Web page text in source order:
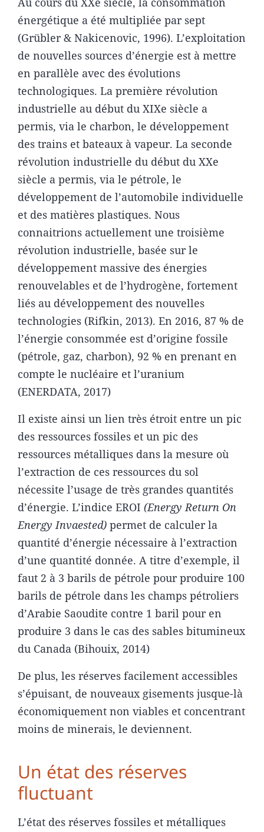
énergétique a été multipliée par sept
(Grübler & Nakicenovic, 1996). L’exploitation
de nouvelles sources d’énergie est à mettre
en parallèle avec des évolutions
technologiques. La première révolution
industrielle au début du XIXe siècle a
permis, via le charbon, le développement
des trains et bateaux à vapeur. La seconde
révolution industrielle du début du XXe
siècle a permis, via le pétrole, le
développement de l’automobile individuelle
et des matières plastiques. Nous
connaitrions actuellement une troisième
révolution industrielle, basée sur le
développement massive des énergies
renouvelables et de l’hydrogène, fortement
liés au développement des nouvelles
technologies (Rifkin, 2013). En 2016, 87 % de
l’énergie consommée est d’origine fossile
(pétrole, gaz, charbon), 92 % en prenant en
compte le nucléaire et l’uranium
(ENERDATA, 2017)
Il existe ainsi un lien très étroit entre un pic
des ressources fossiles et un pic des
ressources métalliques dans la mesure où
l’extraction de ces ressources du sol
nécessite l’usage de très grandes quantités
d’énergie. L’indice EROI (Energy Return On
Energy Invaested) permet de calculer la
quantité d’énergie nécessaire à l’extraction
d’une quantité donnée. A titre d’exemple, il
faut 2 à 3 barils de pétrole pour produire 100
barils de pétrole dans les champs pétroliers
d’Arabie Saoudite contre 1 baril pour en
produire 3 dans le cas des sables bitumineux
du Canada (Bihouix, 2014)
De plus, les réserves facilement accessibles
s’épuisant, de nouveaux gisements jusque-là
économiquement non viables et concentrant
moins de minerais, le deviennent.
Un état des réserves
fluctuant
L’état des réserves fossiles et métalliques